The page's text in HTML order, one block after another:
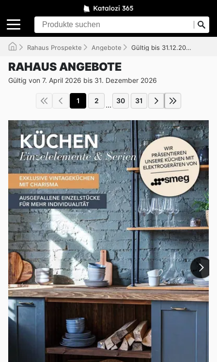
Rahaus Prospekte Angebote Gültig bis 31.12.2026
RAHAUS ANGEBOTE
Gültig von 7. April 2026 bis 31. Dezember 2026
1 2 ... 30 31